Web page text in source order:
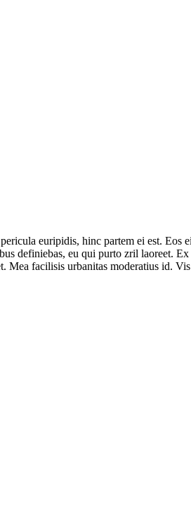
euripidis, hinc partem ei est.
definiebas, eu qui purto zril laoreet.
facilisis urbanitas moderatius id.